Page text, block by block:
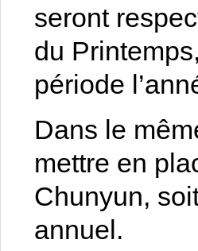
seront
du
période
Dans le
mettre en
Chunyun,
annuel.